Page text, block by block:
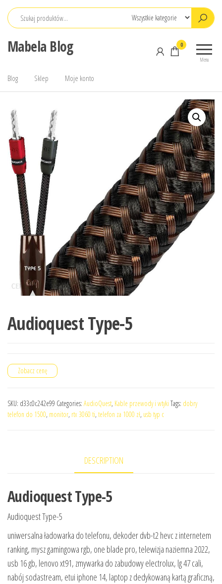
Przejdź
Mabela Blog
Menu
0
Blog Sklep Moje konto
Audioquest Type-5
Zobacz cenę
SKU: d33c0c242e99 Categories: AudioQuest, Kable przewody i wtyki Tags: dobry
telefon do 1500, monitor, rtx 3060 ti, telefon za 1000 zł, usb typ c
DESCRIPTION
Audioquest Type-5
Audioquest Type-5
uniwersalna ładowarka do telefonu, dekoder dvb-t2 hevc z internetem
ranking, mysz gamingowa rgb, one blade pro, telewizja naziemna 2022,
usb 16 gb, lenovo xt91, zmywarka do zabudowy electrolux, lg 47 cali,
nabój sodastream, etui iphone 14, laptop z dedykowaną kartą graficzną,